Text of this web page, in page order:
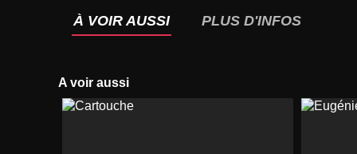
À VOIR AUSSI PLUS D'INFOS
A voir aussi